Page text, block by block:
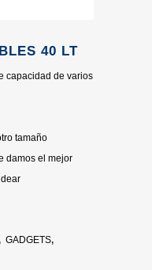
40 LT
capacidad de varios
tamaño
damos el mejor
GADGETS,